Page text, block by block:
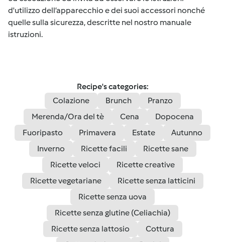
d'utilizzo dell’apparecchio e dei suoi accessori nonché
quelle sulla sicurezza, descritte nel nostro manuale
istruzioni.
Recipe's categories:
Colazione
Brunch
Pranzo
Merenda/Ora del tè
Cena
Dopocena
Fuoripasto
Primavera Estate
Autunno
Inverno
Ricette facili
Ricette sane
Ricette veloci
Ricette creative
Ricette vegetariane
Ricette senza latticini
Ricette senza uova
Ricette senza glutine (Celiachia)
Ricette senza lattosio
Cottura